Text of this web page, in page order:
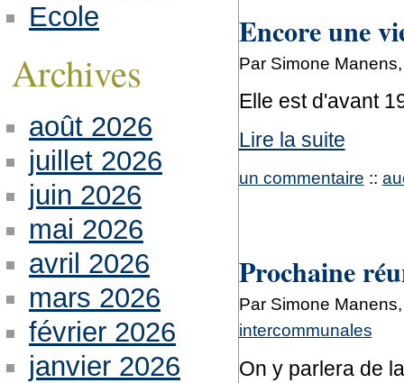
Encore une
Par Simone
Elle est d'avant
Lire la suite
un commentaire ::
Prochaine
Par Simone
intercommunales
On y parlera de
Ecole
Archives
août 2026
juillet 2026
juin 2026
mai 2026
avril 2026
mars 2026
février 2026
janvier 2026